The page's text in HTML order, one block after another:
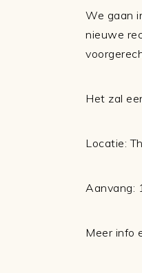
We gaan
nieuwe
Het zal
Locatie:
Aanvang:
Meer info